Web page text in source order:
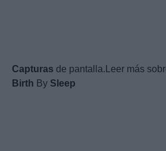
Capturas de pantalla.Leer más
Birth By Sleep